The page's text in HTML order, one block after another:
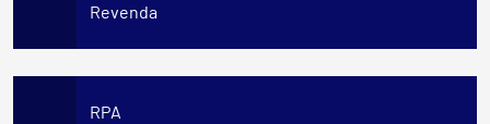
Revenda
RPA